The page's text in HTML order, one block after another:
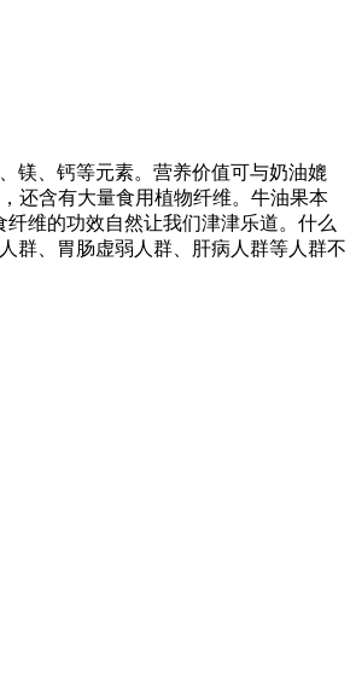
镁、钙等元素。营养价值可与奶油媲
还含有大量食用植物纤维。牛油果本
维的功效自然让我们津津乐道。什么
群、胃肠虚弱人群、肝病人群等人群不